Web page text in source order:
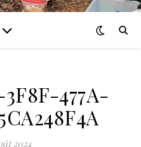
477A-
2024